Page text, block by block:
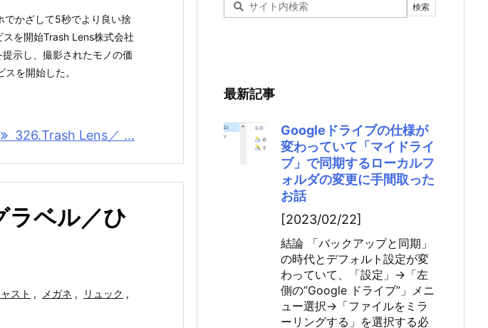
でかざして5秒でより良い捨
を開始Trash Lens株式会社
示し、撮影されたモノの価
を開始した。
326.Trash Lens／ ...
ベル／ひ
スト , メガネ , リュック ,
最新記事
Googleドライブの仕様が
変わっていて「マイドライ
ブ」で同期するローカルフ
ォルダの変更に手間取った
お話
[2023/02/22]
結論 「バックアップと同期」
の時代とデフォルト設定が変
わっていて、「設定」→「左
側の”Google ドライブ”」メニ
ュー選択→「ファイルをミラ
ーリングする」を選択する必